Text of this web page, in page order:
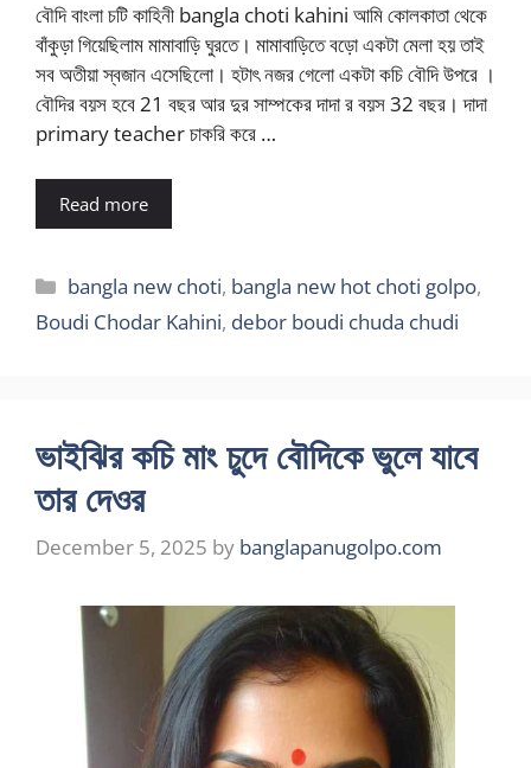
বৌদি বাংলা চটি কাহিনী bangla choti kahini আমি কোলকাতা থেকে
বাঁকুড়া গিয়েছিলাম মামাবাড়ি ঘুরতে। মামাবাড়িতে বড়ো একটা মেলা হয় তাই
সব অতীয়া স্বজান এসেছিলো। হটাৎ নজর গেলো একটা কচি বৌদি উপরে ।
বৌদির বয়স হবে 21 বছর আর দুর সাম্পকের দাদা র বয়স 32 বছর। দাদা
primary teacher চাকরি করে …
Read more
Categories
bangla new choti, bangla new hot choti golpo,
Boudi Chodar Kahini, debor boudi chuda chudi
ভাইঝির কচি মাং চুদে বৌদিকে ভুলে যাবে
তার দেওর
December 5, 2025 by banglapanugolpo.com